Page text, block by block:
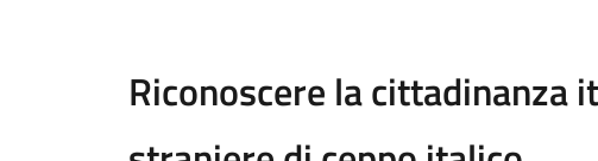
Riconoscere la cittadinanza